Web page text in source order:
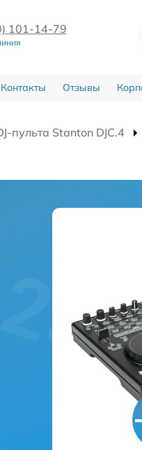
101-14-79
Контакты Отзывы
пульта Stanton DJC.4